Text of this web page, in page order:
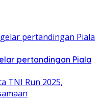
pertandingan Piala